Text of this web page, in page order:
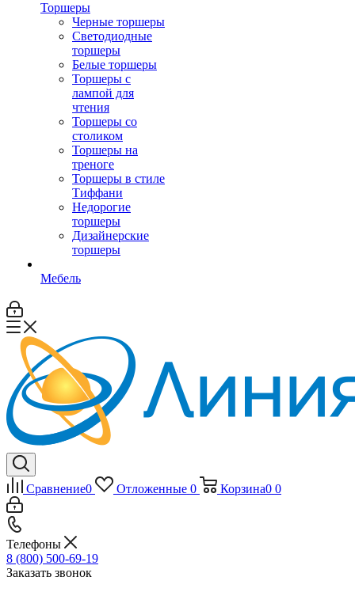
Торшеры
Черные торшеры
Светодиодные
торшеры
Белые торшеры
Торшеры с
лампой для
чтения
Торшеры со
столиком
Торшеры на
треноге
Торшеры в стиле
Тиффани
Недорогие
торшеры
Дизайнерские
торшеры
Мебель
Сравнение0 Отложенные 0 Корзина0 0
Телефоны
8 (800) 500-69-19
Заказать звонок